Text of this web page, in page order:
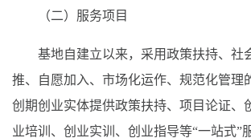
（二）服务项目
基地自建立以来，采用政策扶持、社
推、自愿加入、市场化运作、规范化管理
创期创业实体提供政策扶持、项目论证、
业培训、创业实训、创业指导等“一站式”